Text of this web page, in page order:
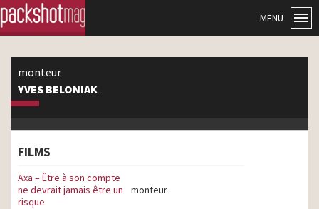
MENU
monteur
YVES BELONIAK
FILMS
Axa – Être à son compte
ne devrait jamais être un
risque
monteur